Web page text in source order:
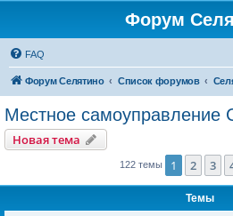
Форум
FAQ
Форум Селятино Список форумов
Местное самоуправление
Новая тема
122 темы 1 2 3
Темы